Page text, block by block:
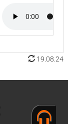
19.08.24